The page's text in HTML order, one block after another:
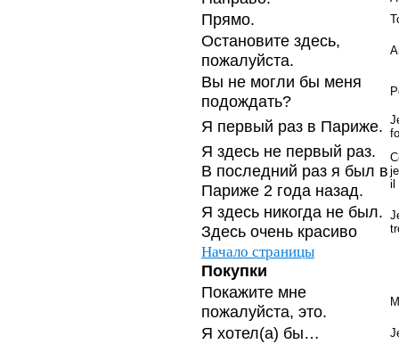
Прямо.
Остановите здесь,
пожалуйста.
Вы не могли бы меня
подождать?
Я первый раз в Париже.
Я здесь не первый раз.
В последний раз я был в
Париже 2 года назад.
il
Я здесь никогда не был.
Здесь очень красиво
Начало страницы
Покупки
Покажите мне
пожалуйста, это.
Я хотел(а) бы…